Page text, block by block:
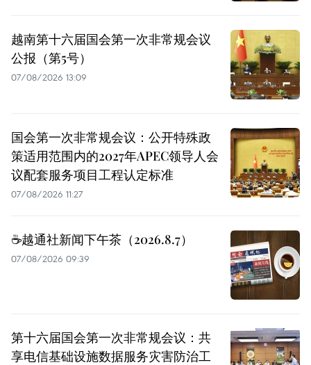
越南第十六届国会第一次非常规会议
公报（第5号）
07/08/2026 13:09
国会第一次非常规会议：公开特殊政
策适用范围内的2027年APEC领导人会
议配套服务项目工程认定标准
07/08/2026 11:27
☕️越通社新闻下午茶（2026.8.7）
07/08/2026 09:39
第十六届国会第一次非常规会议：共
享电信基础设施数据服务灾害防治工